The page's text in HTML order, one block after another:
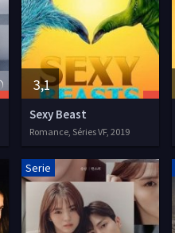
3,1
Sexy Beast
Romance, Séries VF, 2019
Serie